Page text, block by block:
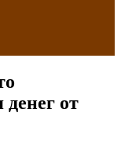
денег от